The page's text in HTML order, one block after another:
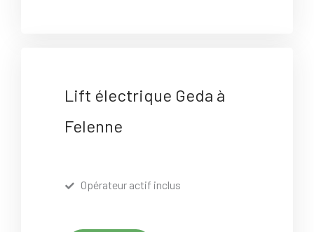
Lift électrique Geda à
Felenne
Opérateur actif inclus